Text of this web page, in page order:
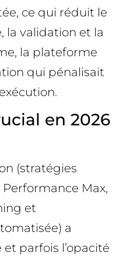
ce qui réduit le
la validation et la
la plateforme
qui pénalisait
en 2026
(stratégies
Max,
et
a
parfois l’opacité